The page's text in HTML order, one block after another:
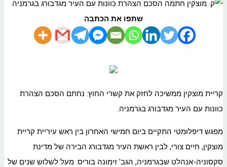
שתפו את הכתבה
קריית מוצקין ממשיכה לחזק את קשרי החוץ: נחתם הסכם הצהרת
כוונות עם העיר מגדבורג בגרמניה.
מפגש דיפלומטי התקיים ביום חמישי האחרון בין ראש עיריית קריית
מוצקין, חיים צורי, לבין ראשת העיר מגדבורג הבירה של מדינת
סקסוניה-אנהלט שבגרמניה, הגב' זימונה בוריס. מעל לשלוש שנים של